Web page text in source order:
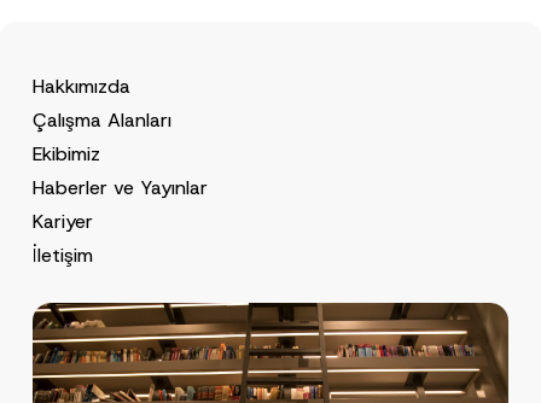
Hakkımızda
Çalışma Alanları
Ekibimiz
Haberler ve Yayınlar
Kariyer
İletişim